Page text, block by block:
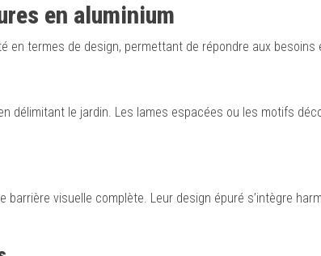
en aluminium
en termes de design, permettant de répondre aux
délimitant le jardin. Les lames espacées ou les motifs
visuelle complète. Leur design épuré s’intègre